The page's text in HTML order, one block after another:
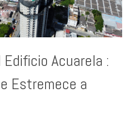
Acuarela :
Estremece a